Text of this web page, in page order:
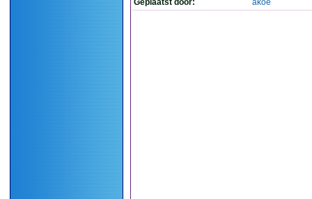
Geplaatst door: akoe